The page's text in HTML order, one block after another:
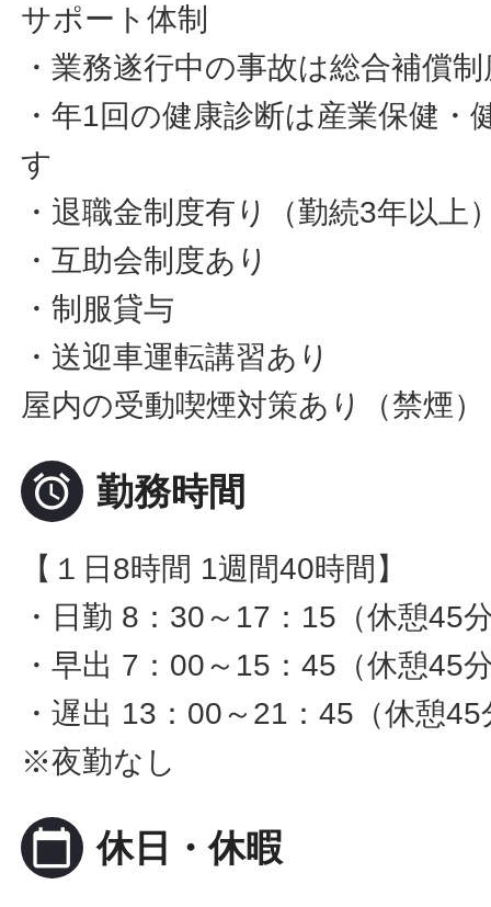
サポート体制
・業務遂行中の事故は総合補償
・年1回の健康診断は産業保健
す
・退職金制度有り（勤続3年以上
・互助会制度あり
・制服貸与
・送迎車運転講習あり
屋内の受動喫煙対策あり（禁煙）
 勤務時間
【１日8時間 1週間40時間】
・日勤 8：30～17：15（休憩45
・早出 7：00～15：45（休憩45
・遅出 13：00～21：45（休憩45
※夜勤なし
calendar_today 休日・休暇